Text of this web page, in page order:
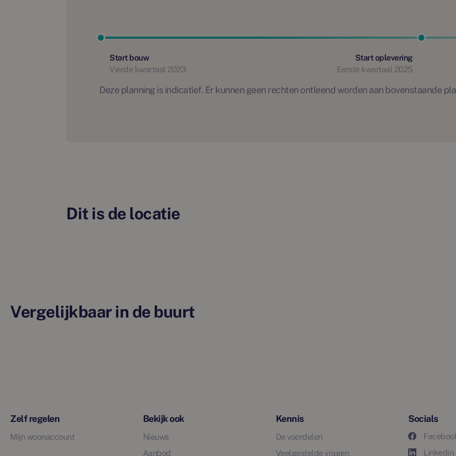
Start bouw
Vierde kwartaal 2023
Start oplevering
Eerste kwartaal 2025
Deze planning is indicatief. Er kunnen geen rechten ontleend worden aan bovenstaande
Dit is de locatie
Vergelijkbaar in de buurt
Zelf regelen
Mijn woonaccount
Bekijk ook
Nieuws
Aanbod
Kennis
De voordelen
Veelgestelde vragen
Socials
Linkedin